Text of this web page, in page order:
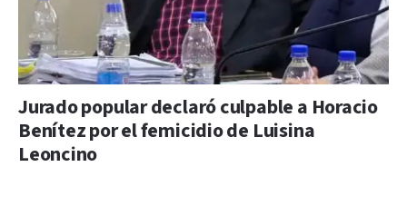
Jurado popular declaró culpable a Horacio
Benítez por el femicidio de Luisina
Leoncino